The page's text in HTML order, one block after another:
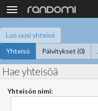
Toggle
navigation
Luo uusi yhteisö
Yhteisö
Päivitykset (0)
Hae yhteisöä
Yhteisön nimi: